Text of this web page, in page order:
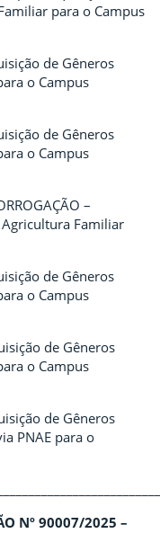
para o Campus
de Gêneros
o Campus
de Gêneros
o Campus
–
Familiar
de Gêneros
o Campus
de Gêneros
o Campus
de Gêneros
PNAE para o
Nº 90007/2025 –